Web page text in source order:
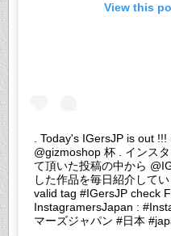
View this
. Today's IGersJP is out
@gizmoshop 杯 . インス
て頂いた投稿の中から
した作品を毎日紹介して
valid tag #IGersJP check
InstagramersJapan :
マーズジャパン #日本